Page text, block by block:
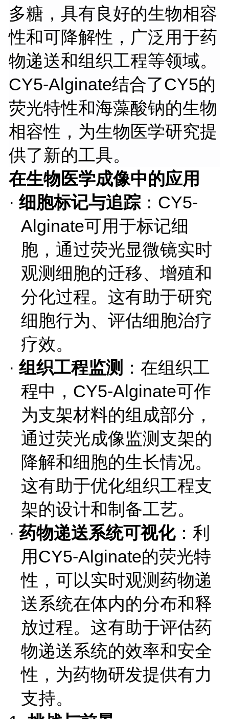
多糖，具有良好的生物相容
性和可降解性，广泛用于药
物递送和组织工程等领域。
CY5-Alginate结合了CY5的
荧光特性和海藻酸钠的生物
相容性，为生物医学研究提
供了新的工具。
在生物医学成像中的应用
· 细胞标记与追踪： CY5-
Alginate可用于标记细
胞，通过荧光显微镜实时
观测细胞的迁移、增殖和
分化过程。这有助于研究
细胞行为、评估细胞治疗
疗效。
· 组织工程监测 ：在组织工
程中， CY5-Alginate可作
为支架材料的组成部分，
通过荧光成像监测支架的
降解和细胞的生长情况。
这有助于优化组织工程支
架的设计和制备工艺。
· 药物递送系统可视化：利
用CY5-Alginate的荧光特
性，可以实时观测药物递
送系统在体内的分布和释
放过程。这有助于评估药
物递送系统的效率和安全
性，为药物研发提供有力
支持。